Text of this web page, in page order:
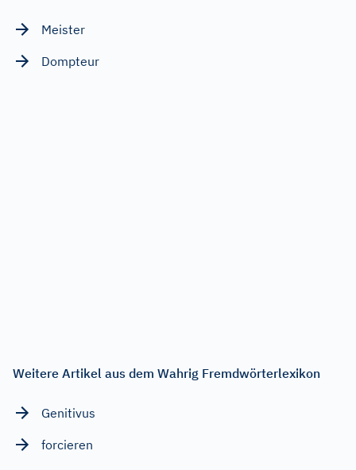
Meister
Dompteur
Weitere Artikel aus dem Wahrig Fremdwörterlexikon
Genitivus
forcieren